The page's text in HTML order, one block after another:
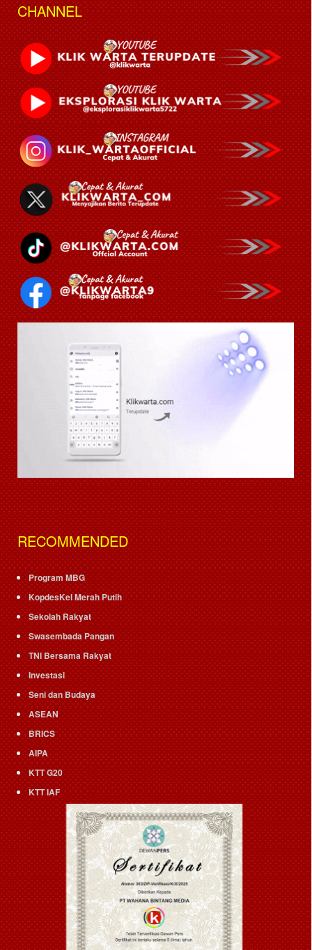
CHANNEL
RECOMMENDED
Program MBG
KopdesKel Merah Putih
Sekolah Rakyat
Swasembada Pangan
TNI Bersama Rakyat
Investasi
Seni dan Budaya
ASEAN
BRICS
AIPA
KTT G20
KTT IAF